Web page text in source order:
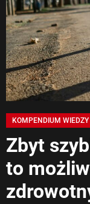
KOMPENDIUM
Zbyt
to